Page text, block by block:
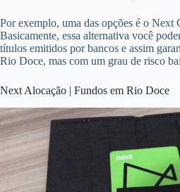
Por exemplo, uma das opções é o Next
Basicamente, essa alternativa você
títulos emitidos por bancos e assim
Rio Doce, mas com um grau de risco
Next Alocação | Fundos em Rio Doce